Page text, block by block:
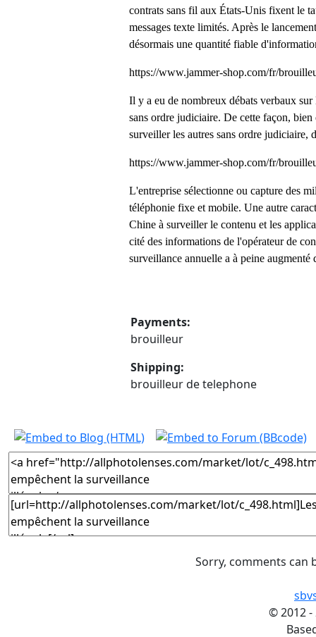
contrats sans fil aux États-Unis fixent le
messages texte limités. Après le
désormais une quantité fiable
https://www.jammer-shop.com/fr/
Il y a eu de nombreux débats verbaux
sans ordre judiciaire. De cette façon,
surveiller les autres sans ordre judiciaire,
https://www.jammer-shop.com/fr/
L'entreprise sélectionne ou capture des
téléphonie fixe et mobile. Une autre
Chine à surveiller le contenu et les
cité des informations de l'opérateur de
surveillance annuelle a à peine
Payments:
brouilleur
Shipping:
brouilleur de telephone
Sorry, comments can
©2012 -